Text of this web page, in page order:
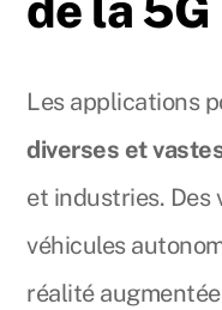
Les applications
diverses et
et industries. Des
véhicules
réalité